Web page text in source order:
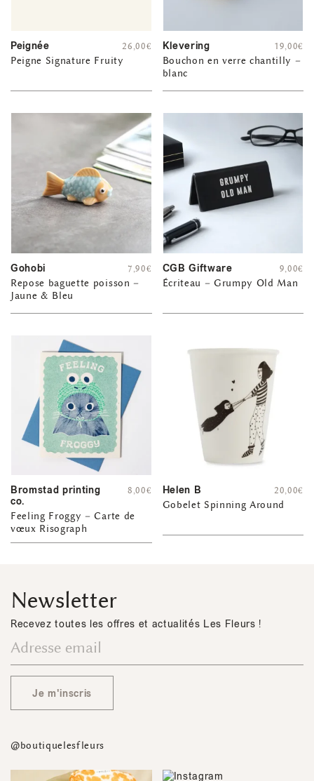
Peignée
Peigne Signature Fruity
26,00€ Klevering
Bouchon en verre chantilly –
blanc
19,00€
Gohobi
Repose baguette poisson –
Jaune & Bleu
7,90€ CGB Giftware
Écriteau – Grumpy Old Man
9,00€
Bromstad printing
co.
Feeling Froggy – Carte de
vœux Risograph
8,00€ Helen B
Gobelet Spinning Around
20,00€
Newsletter
Recevez toutes les offres et actualités Les Fleurs !
Je m'inscris
@boutiquelesfleurs